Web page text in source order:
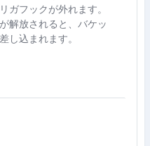
ガフックが外れます。
解放されると、バケッ
し込まれます。